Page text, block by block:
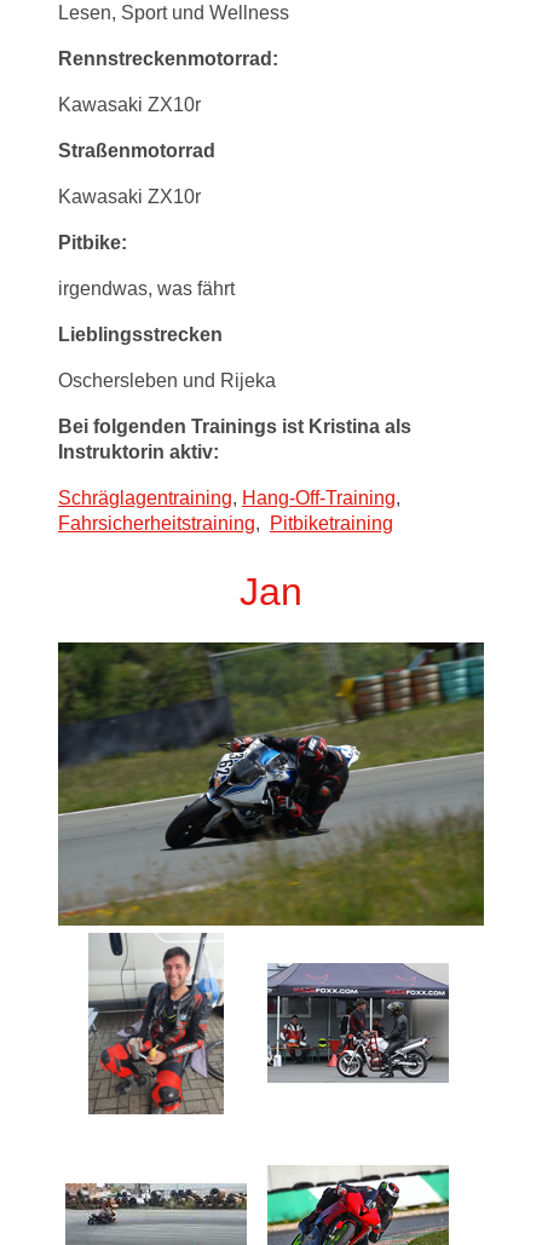
Lesen, Sport und Wellness
Rennstreckenmotorrad:
Kawasaki ZX10r
Straßenmotorrad
Kawasaki ZX10r
Pitbike:
irgendwas, was fährt
Lieblingsstrecken
Oschersleben und Rijeka
Bei folgenden Trainings ist Kristina als
Instruktorin aktiv:
Schräglagentraining, Hang-Off-Training,
Fahrsicherheitstraining, Pitbiketraining
Jan